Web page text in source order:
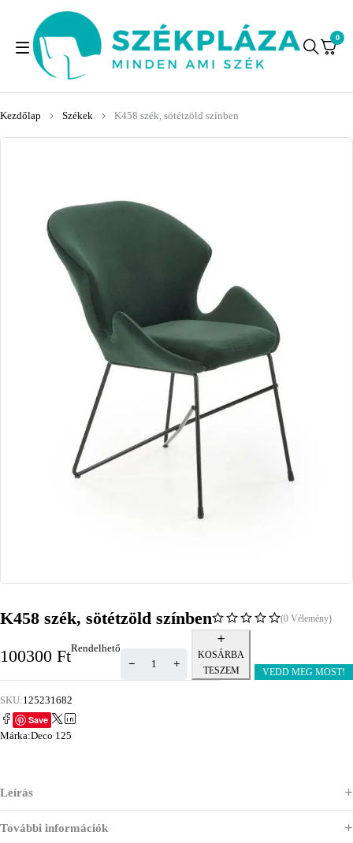
0
Kezdőlap Székek K458 szék, sötétzöld színben
K458 szék, sötétzöld színben (0 Vélemény)
100300 FtRendelhető
KOSÁRBA
TESZEM
VEDD MEG MOST!
SKU:125231682
Save
Márka:Deco 125
Leírás
További információk